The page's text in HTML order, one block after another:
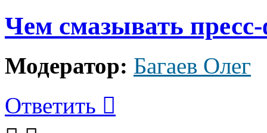
Чем смазывать
Модератор: Багаев Олег
Ответить